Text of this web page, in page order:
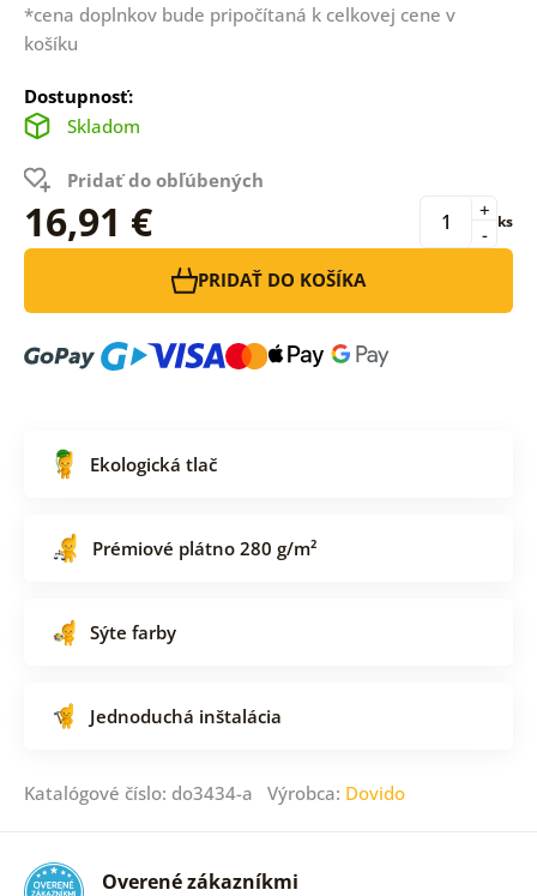
*cena doplnkov bude pripočítaná k celkovej cene v
košíku
Dostupnosť:
Skladom
Pridať do obľúbených
16,91 € -
+ ks
PRIDAŤ DO KOŠÍKA
Ekologická tlač
Prémiové plátno 280 g/m²
Sýte farby
Jednoduchá inštalácia
Katalógové číslo: do3434-a Výrobca: Dovido
Overené zákazníkmi